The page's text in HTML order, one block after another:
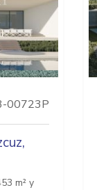
00723P
m² y